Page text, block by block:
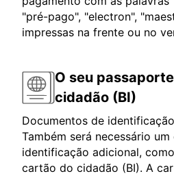
"pré-pago", "electron",
impressas na frente ou no
O seu
cidadão (BI)
Documentos de
Também será necessário
identificação adicional,
cartão do cidadão (BI). A